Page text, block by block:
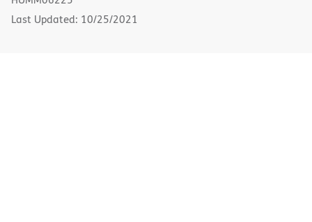
Last Updated: 10/25/2021